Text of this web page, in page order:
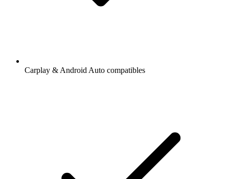
Carplay & Android Auto compatibles